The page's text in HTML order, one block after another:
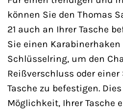
können Sie den Thomas
21 auch an Ihrer Tasche
Sie einen Karabinerhaken
Schlüsselring, um den
Reißverschluss oder
Tasche zu befestigen.
Möglichkeit, Ihrer Tasche